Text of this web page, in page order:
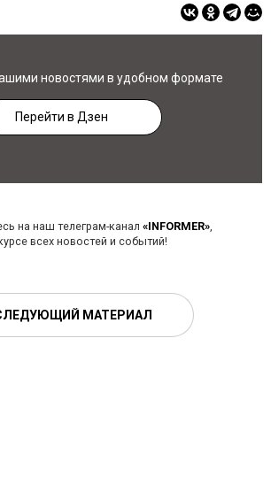
новостями в удобном формате
Перейти в Дзен
на наш телеграм-канал «INFORMER»,
всех новостей и событий!
МАТЕРИАЛ